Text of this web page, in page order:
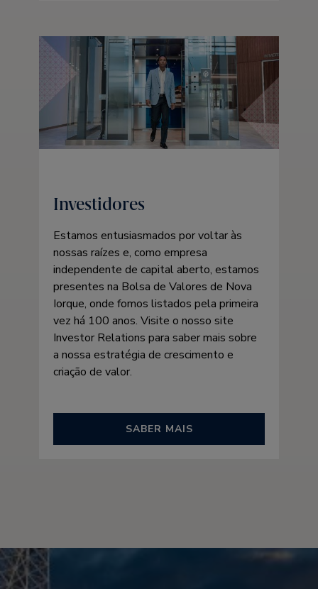
Investidores
Estamos entusiasmados por voltar às
nossas raízes e, como empresa
independente de capital aberto, estamos
presentes na Bolsa de Valores de Nova
Iorque, onde fomos listados pela primeira
vez há 100 anos. Visite o nosso site
Investor Relations para saber mais sobre
a nossa estratégia de crescimento e
criação de valor.
SABER MAIS